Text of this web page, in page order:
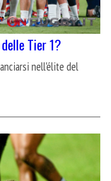
Tier 1?
nell'élite del